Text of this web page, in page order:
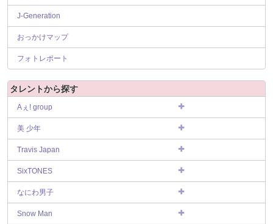
J-Generation
おっかけマップ
フォトレポート
タレントから探す
Aぇ! group
美 少年
Travis Japan
SixTONES
なにわ男子
Snow Man